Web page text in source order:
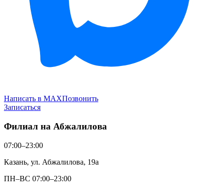
Написать в MAXПозвонить
Записаться
Филиал на Абжалилова
07:00–23:00
Казань, ул. Абжалилова, 19а
ПН–ВС 07:00–23:00